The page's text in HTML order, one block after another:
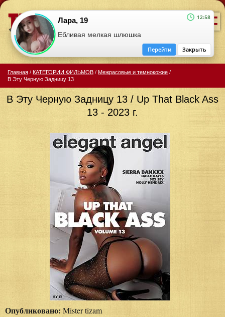
=
Главная / КАТЕГОРИИ ФИЛЬМОВ / Межрасовые и темнокожие /
В Эту Черную Задницу 13
В Эту Черную Задницу 13 / Up That Black Ass
13 - 2023 г.
Опубликовано: Mister tizam
Лара, 19
Ебливая мелкая шлюшка
12:58
Закрыть
Перейти